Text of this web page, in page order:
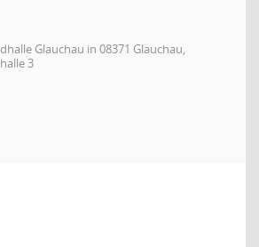
Glauchau in 08371 Glauchau,
3